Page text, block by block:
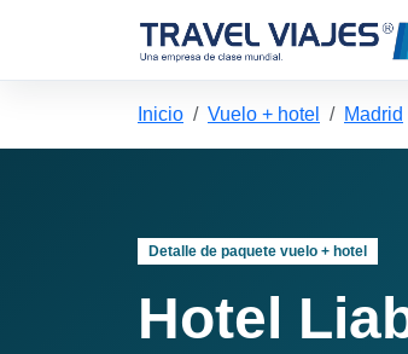
Inicio Vuelo + hotel Madrid
Detalle de paquete vuelo + hotel
Hotel